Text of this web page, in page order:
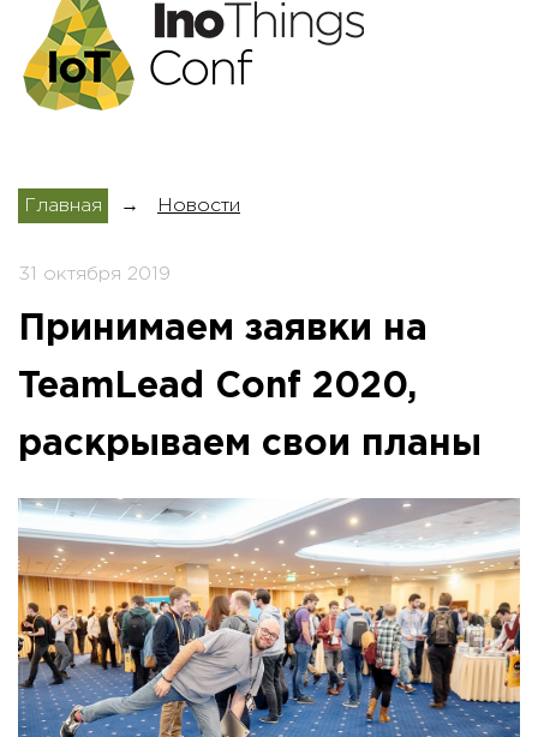
Главная → Новости
31 октября 2019
Принимаем заявки на
TeamLead Conf 2020,
раскрываем свои планы